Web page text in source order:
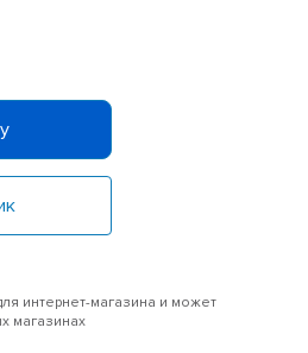
интернет-магазина и может
магазинах